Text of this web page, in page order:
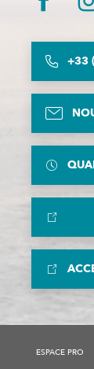
+33
ESPACE PRO